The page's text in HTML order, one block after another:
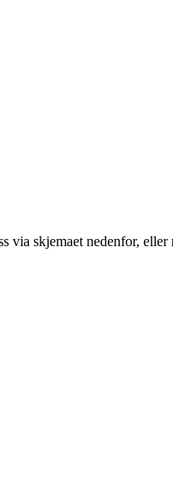
via skjemaet nedenfor,